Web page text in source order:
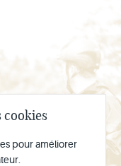
cookies
pour améliorer